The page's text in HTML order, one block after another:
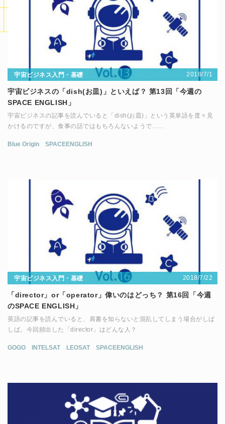
宇宙ビジネス入門・基礎 2018/7/1
宇宙ビジネスの「dish(お皿)」といえば？ 第13回「今週の
SPACE ENGLISH」
宇宙ビジネスの記事を読んでいると「dish(お皿)」という英単語を度々見
かけるのですが、食事の話ではもちろんないようで……
Blue Origin SPACEENGLISH
宇宙ビジネス入門・基礎 2018/7/22
「director」or「operator」偉いのはどっち？ 第16回「今週
のSPACE ENGLISH」
英語の記事を読んでいると、肩書を知らないと混乱してしまう場合がしば
しば。今回頻出した「director」はどんな人？
GOGO INTELSAT LEOSAT SPACEENGLISH